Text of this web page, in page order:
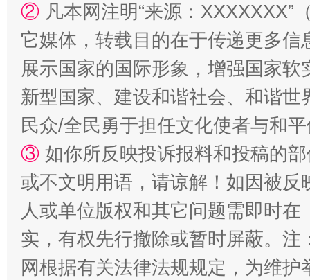
② 凡本网注明“来源：
它媒体，转载目的在于传递更多
展示国家的国际形象，增强国家
新型国家、建设和谐社会、和谐
民众/全民勇于担任文化使者与和
③ 如你所反映投诉报料和投稿的
或不文明用语，请谅解！如因被
人或单位版权和其它问题需即时在
实，有权先行撤除或暂时屏蔽。
网根据有关法律法规规定，为维